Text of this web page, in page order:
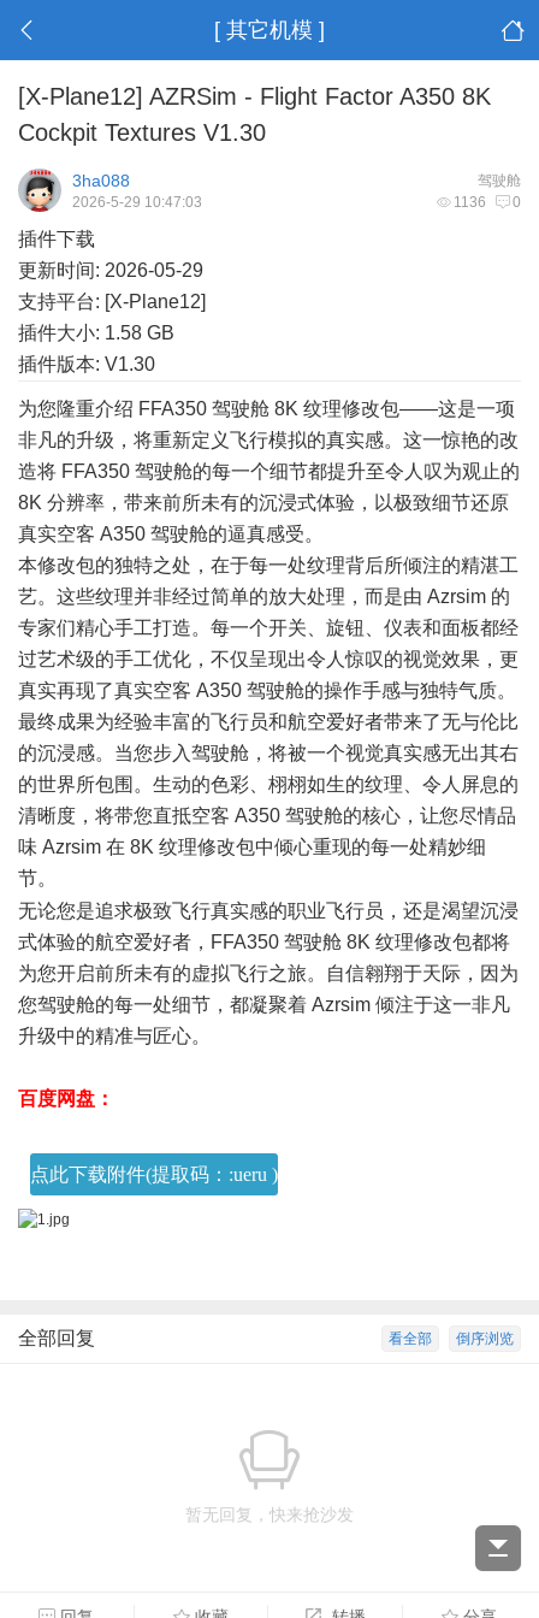
[ 其它机模 ]
[X-Plane12] AZRSim - Flight Factor A350 8K
Cockpit Textures V1.30
驾驶舱
3ha088
1136 0
2026-5-29 10:47:03
插件下载
更新时间: 2026-05-29
支持平台: [X-Plane12]
插件大小: 1.58 GB
插件版本: V1.30
为您隆重介绍 FFA350 驾驶舱 8K 纹理修改包——这是一项
非凡的升级，将重新定义飞行模拟的真实感。这一惊艳的改
造将 FFA350 驾驶舱的每一个细节都提升至令人叹为观止的
8K 分辨率，带来前所未有的沉浸式体验，以极致细节还原
真实空客 A350 驾驶舱的逼真感受。
本修改包的独特之处，在于每一处纹理背后所倾注的精湛工
艺。这些纹理并非经过简单的放大处理，而是由 Azrsim 的
专家们精心手工打造。每一个开关、旋钮、仪表和面板都经
过艺术级的手工优化，不仅呈现出令人惊叹的视觉效果，更
真实再现了真实空客 A350 驾驶舱的操作手感与独特气质。
最终成果为经验丰富的飞行员和航空爱好者带来了无与伦比
的沉浸感。当您步入驾驶舱，将被一个视觉真实感无出其右
的世界所包围。生动的色彩、栩栩如生的纹理、令人屏息的
清晰度，将带您直抵空客 A350 驾驶舱的核心，让您尽情品
味 Azrsim 在 8K 纹理修改包中倾心重现的每一处精妙细
节。
无论您是追求极致飞行真实感的职业飞行员，还是渴望沉浸
式体验的航空爱好者，FFA350 驾驶舱 8K 纹理修改包都将
为您开启前所未有的虚拟飞行之旅。自信翱翔于天际，因为
您驾驶舱的每一处细节，都凝聚着 Azrsim 倾注于这一非凡
升级中的精准与匠心。
百度网盘：
点此下载附件(提取码：:ueru )
倒序浏览
看全部
全部回复
暂无回复，快来抢沙发